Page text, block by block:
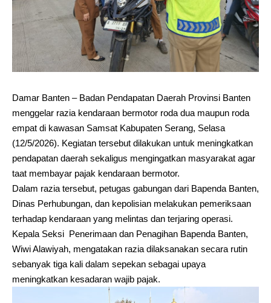
Damar Banten – Badan Pendapatan Daerah Provinsi Banten
menggelar razia kendaraan bermotor roda dua maupun roda
empat di kawasan Samsat Kabupaten Serang, Selasa
(12/5/2026). Kegiatan tersebut dilakukan untuk meningkatkan
pendapatan daerah sekaligus mengingatkan masyarakat agar
taat membayar pajak kendaraan bermotor.
Dalam razia tersebut, petugas gabungan dari Bapenda Banten,
Dinas Perhubungan, dan kepolisian melakukan pemeriksaan
terhadap kendaraan yang melintas dan terjaring operasi.
Kepala Seksi Penerimaan dan Penagihan Bapenda Banten,
Wiwi Alawiyah, mengatakan razia dilaksanakan secara rutin
sebanyak tiga kali dalam sepekan sebagai upaya
meningkatkan kesadaran wajib pajak.